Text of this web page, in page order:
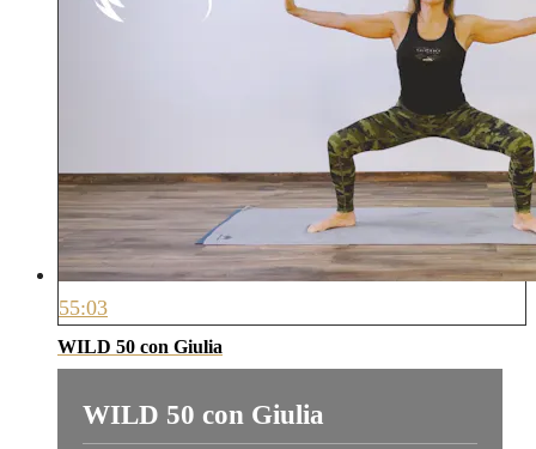
55:03
WILD 50 con Giulia
WILD 50 con Giulia